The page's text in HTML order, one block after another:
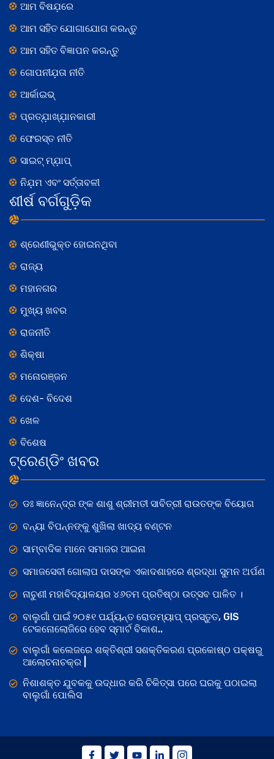
ଆମ ବିଷଯ଼ରେ
ଆମ ସହିତ ଯୋଗାଯୋଗ କରନ୍ତୁ
ଆମ ସହିତ ବିଜ୍ଞାପନ କରନ୍ତୁ
ଗୋପନୀଯ଼ତା ନୀତି
ଆର୍କାଇଭ୍
ପ୍ରତ୍ଯ଼ାଖ୍ଯ଼ାନକାରୀ
ଫେରସ୍ତ ନୀତି
ସାଇଟ୍ ମ୍ଯ଼ାପ୍
ନିଯ଼ମ ଏବଂ ସର୍ତ୍ତାବଳୀ
ଶୀର୍ଷ ବର୍ଗଗୁଡ଼ିକ
ଶ୍ରେଣୀଭୁକ୍ତ ହୋଇନଥିବା
ରାଜ୍ୟ
ମହାନଗର
ମୁଖ୍ୟ ଖବର
ରାଜନୀତି
ଶିକ୍ଷା
ମନୋରଞ୍ଜନ
ଦେଶ- ବିଦେଶ
ଖେଳ
ବିଶେଷ
ଟ୍ରେଣ୍ଡିଂ ଖବର
ଡଃ ଜ୍ଞାନେନ୍ଦ୍ର ଙ୍କ ଶାଶୁ ଶ୍ରୀମତୀ ସାବିତ୍ରୀ ରାଉତଙ୍କ ବିୟୋଗ
ବନ୍ୟା ବିପନ୍ନଙ୍କୁ ଶୁଖିଲା ଖାଦ୍ୟ ବଣ୍ଟନ
ସାମ୍ବାଦିକ ମାନେ ସମାଜର ଆଇନା
ସମାଜସେବୀ ଗୋଲାପ ଦାସଙ୍କ ଏକାଦଶାହରେ ଶ୍ରଦ୍ଧା ସୁମନ ଅର୍ପଣ
ନାଚୁଣୀ ମହାବିଦ୍ୟାଳୟର ୪୬ତମ ପ୍ରତିଷ୍ଠା ଉତ୍ସବ ପାଳିତ ।
ବାଲୁଗାଁ ପାଇଁ ୨୦୫୧ ପର୍ଯ୍ୟନ୍ତ ରୋଡମ୍ୟାପ୍ ପ୍ରସ୍ତୁତ, GIS
ଟେକନୋଲୋଜିରେ ହେବ ସ୍ମାର୍ଟ ବିକାଶ..
ବାଲୁଗାଁ କଲେଜରେ ଶକ୍ତିଶ୍ରୀ ସଶକ୍ତିକରଣ ପ୍ରକୋଷ୍ଠ ପକ୍ଷରୁ
ଆଲୋଚନାଚକ୍ର |
ନିଶାଶକ୍ତ ଯୁବକକୁ ଉଦ୍ଧାର କରି ଚିକିତ୍ସା ପରେ ଘରକୁ ପଠାଇଲା
ବାଲୁଗାଁ ପୋଲିସ